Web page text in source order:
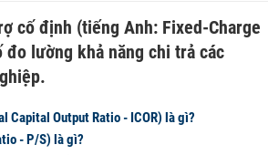
cố định (tiếng Anh: Fixed-Charge
đo lường khả năng chi trả các
Capital Output Ratio - ICOR) là gì?
- P/S) là gì?